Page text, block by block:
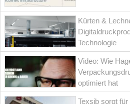
Kürten &
Technologie
Video: Wie
optimiert hat
Texsib sorgt